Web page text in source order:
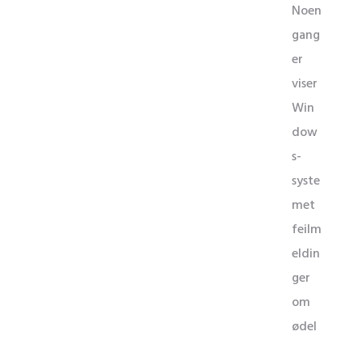
Noen
gang
er
viser
Win
dow
s-
syste
met
feilm
eldin
ger
om
ødel